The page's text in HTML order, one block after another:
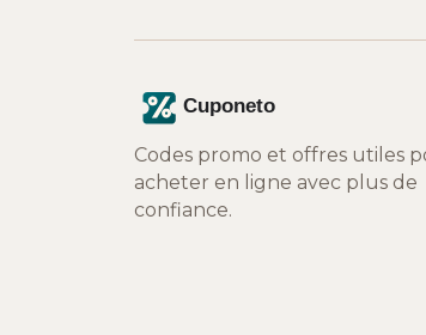
Codes promo et offres utiles
acheter en ligne avec plus de
confiance.